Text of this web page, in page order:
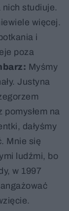
nich studiuje.
więcej.
i
poza
Myśmy
Justyna
na
dałyśmy
Mnie się
ludźmi, bo
w 1997